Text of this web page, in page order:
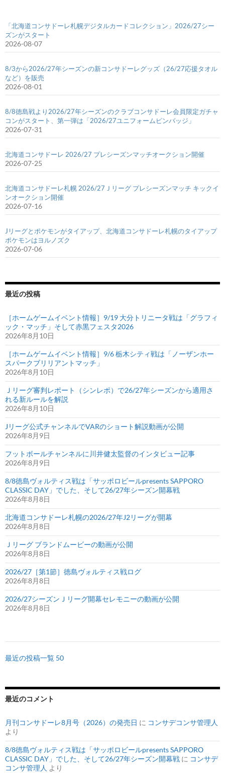
「北海道コンサドーレ札幌デジタルカードコレクション」2026/27シー
ズンがスタート
2026-08-07
8/3から2026/27年シーズンの新コンサドーレグッズ（26/27応援タオル
など）を販売
2026-08-01
8/8徳島戦より2026/27年シーズンのクラブコンサドーレ会員限定ガチャ
コンがスタート、第一弾は「2026/27ユニフォームピンバッジ」
2026-07-31
北海道コンサドーレ 2026/27 プレシーズンマッチオークション開催
2026-07-25
北海道コンサドーレ札幌 2026/27Ｊリーグ プレシーズンマッチ キックイ
ンオークション開催
2026-07-16
Jリーグとポケモンがタイアップ、北海道コンサドーレ札幌のタイアップ
ポケモンはヨルノズク
2026-07-06
最近の投稿
［ホームゲームイベント情報］9/19 大分トリニータ戦は「グラフィ
ック・マッチ」そして赤黒フェスタ2026
2026年8月10日
［ホームゲームイベント情報］9/6 栃木シティ戦は「ノーザンホー
スパークブリリアントマッチ」
2026年8月10日
Ｊリーグ審判レポート（シンレポ）で26/27年シーズンから適用さ
れる新ルールを解説
2026年8月10日
Jリーグ公式チャンネルでVARのショート解説動画が公開
2026年8月9日
フットボールチャンネルに川井健太監督のインタビュー記事
2026年8月9日
8/8徳島ヴォルティス戦は「サッポロビールpresents SAPPORO
CLASSIC DAY」でした、そして26/27年シーズン開幕戦
2026年8月8日
北海道コンサドーレ札幌の2026/27年J2リーグが開幕
2026年8月8日
Ｊリーグ ブランドムービーの動画が公開
2026年8月8日
2026/27［第1節］徳島ヴォルティス戦ログ
2026年8月8日
2026/27シーズンＪリーグ開幕セレモニーの動画が公開
2026年8月8日
最近の投稿一覧 50
最近のコメント
月刊コンサドーレ8月号（2026）の発売日 に コンサデコンサ管理人
より
8/8徳島ヴォルティス戦は「サッポロビールpresents SAPPORO
CLASSIC DAY」でした、そして26/27年シーズン開幕戦 に コンサデ
コンサ管理人 より